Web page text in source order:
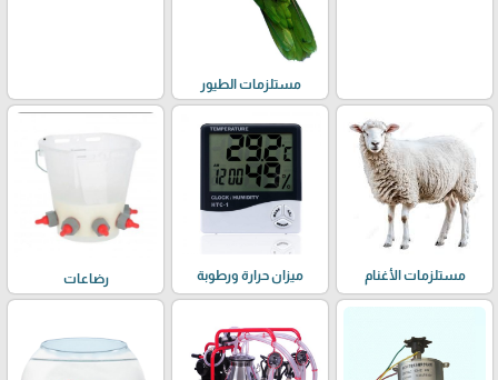
مستلزمات الطيور
مستلزمات الأغنام ميزان حرارة ورطوبة رضاعات